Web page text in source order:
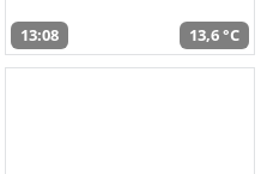
13:08 13,6 °C